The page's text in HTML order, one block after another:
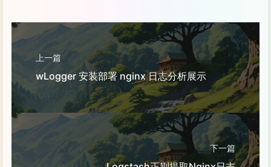
上一篇
wLogger 安装部署 nginx 日志分析展示
下一篇